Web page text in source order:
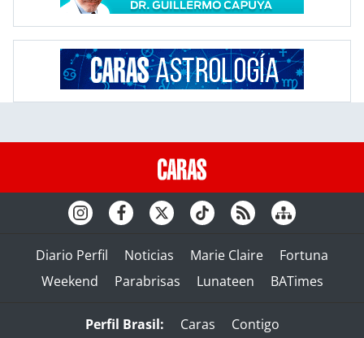
Diario Perfil Noticias Marie Claire
Fortuna
Weekend
Parabrisas Lunateen BATimes
Perfil Brasil: Caras Contigo